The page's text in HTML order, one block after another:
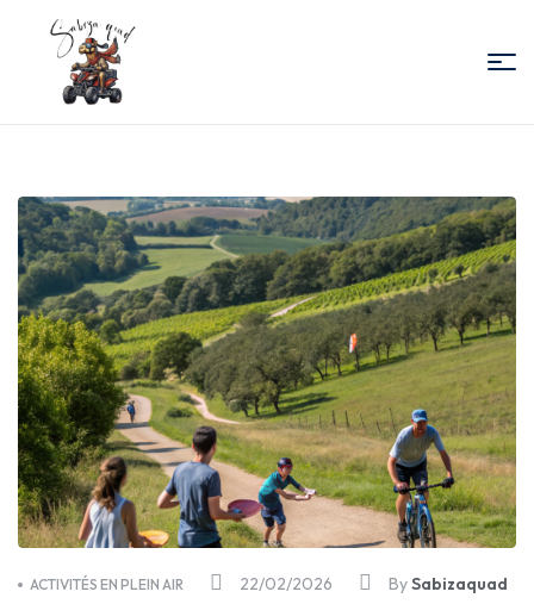
Quad
Essaouira
22/02/2026
ACTIVITÉS EN PLEIN AIR BySabizaquad